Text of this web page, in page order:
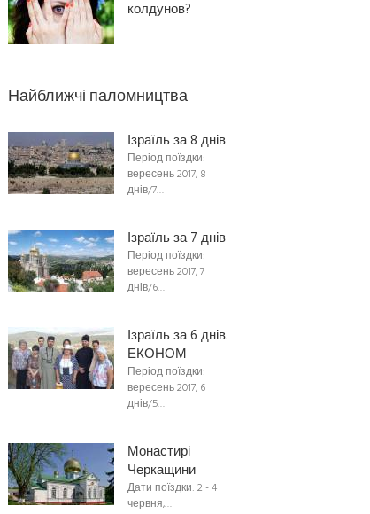
колдунов?
Найближчі паломництва
Ізраїль за 8 днів
Період поїздки:
вересень 2017, 8
днів/7…
Ізраїль за 7 днів
Період поїздки:
вересень 2017, 7
днів/6…
Ізраїль за 6 днів.
ЕКОНОМ
Період поїздки:
вересень 2017, 6
днів/5…
Монастирі
Черкащини
Дати поїздки: 2 - 4
червня,…